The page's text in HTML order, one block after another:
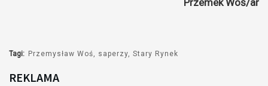
Przemek Woś/ar
Tagi: Przemysław Woś saperzy Stary Rynek
REKLAMA